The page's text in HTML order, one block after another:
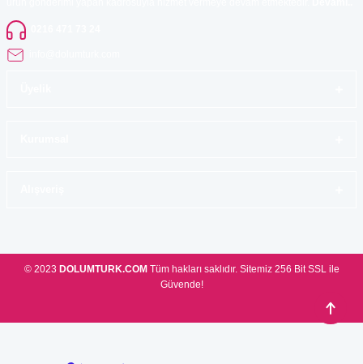
© 2023 DOLUMTURK.COM Tüm hakları saklıdır. Sitemiz 256 Bit SSL ile
Güvende!